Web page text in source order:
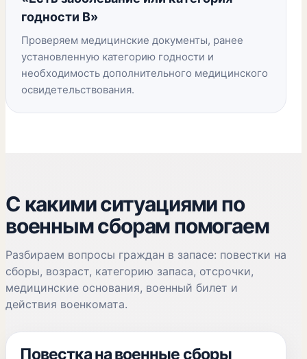
годности В»
Проверяем медицинские документы, ранее
установленную категорию годности и
необходимость дополнительного медицинского
освидетельствования.
С какими ситуациями по
военным сборам помогаем
Разбираем вопросы граждан в запасе: повестки на
сборы, возраст, категорию запаса, отсрочки,
медицинские основания, военный билет и
действия военкомата.
Повестка на военные сборы